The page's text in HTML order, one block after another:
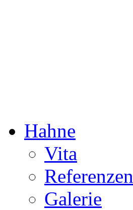
Hahne
Vita
Referenzen
Galerie